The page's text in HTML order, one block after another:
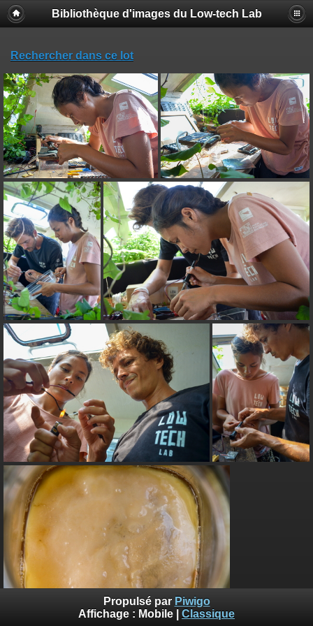
Bibliothèque d'images du Low-tech Lab
Rechercher dans ce lot
Propulsé par Piwigo
Affichage : Mobile Classique